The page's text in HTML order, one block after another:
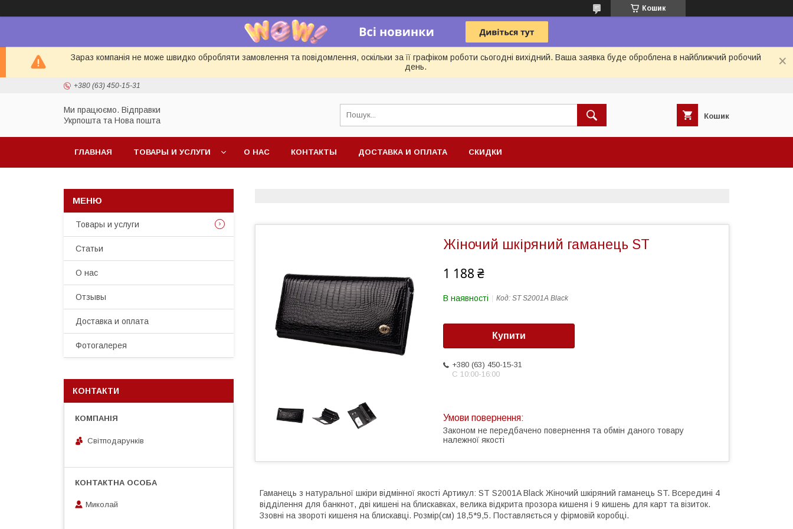
Кошик
Зараз компанія не може швидко обробляти замовлення та повідомлення, оскільки за її графіком роботи сьогодні вихідний. Ваша заявка буде оброблена в найближчий робочий
день.
+380 (63) 450-15-31
Ми працюємо. Відправки
Укрпошта та Нова пошта
Кошик
ГЛАВНАЯ ТОВАРЫ И УСЛУГИ О НАС КОНТАКТЫ ДОСТАВКА И ОПЛАТА СКИДКИ
Жіночий шкіряний гаманець ST
1 188 ₴
В наявності Код: ST S2001A Black
Купити
+380 (63) 450-15-31
С 10:00-16:00
Законом не передбачено повернення та обмін даного товару
належної якості
Гаманець з натуральної шкіри відмінної якості Артикул: ST S2001A Black Жіночий шкіряний гаманець ST. Всередині 4
відділення для банкнот, дві кишені на блискавках, велика відкрита прозора кишеня і 9 кишень для карт та візиток.
Ззовні на звороті кишеня на блискавці. Розмір(см) 18,5*9,5. Поставляється у фірмовій коробці.
Товары и услуги
Статьи
О нас
Отзывы
Доставка и оплата
Фотогалерея
КОНТАКТИ
Світподарунків
Миколай